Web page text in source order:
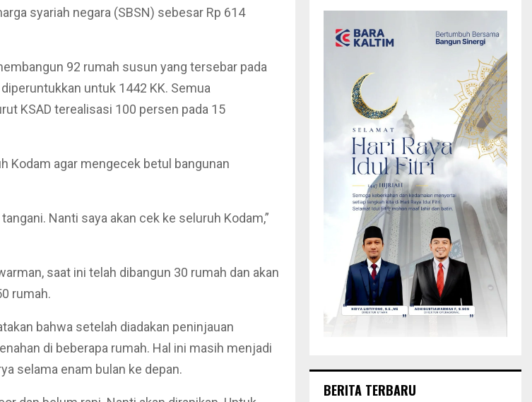
syariah negara (SBSN) sebesar Rp 614
92 rumah susun yang tersebar pada
untuk 1442 KK. Semua
KSAD terealisasi 100 persen pada 15
Kodam agar mengecek betul bangunan
Nanti saya akan cek ke seluruh Kodam,”
saat ini telah dibangun 30 rumah dan akan
rumah.
bahwa setelah diadakan peninjauan
di beberapa rumah. Hal ini masih menjadi
selama enam bulan ke depan.
BERITA TERBARU